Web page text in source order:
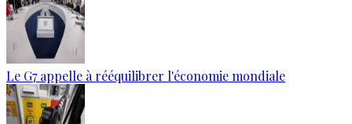
Le G7 appelle à rééquilibrer l'économie mondiale